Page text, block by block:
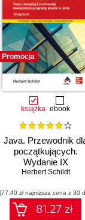
Promocja
książka ebook
Java. Przewodnik
początkujących.
Wydanie IX
Herbert Schildt
zł najniższa cena z 30
81.27 zł